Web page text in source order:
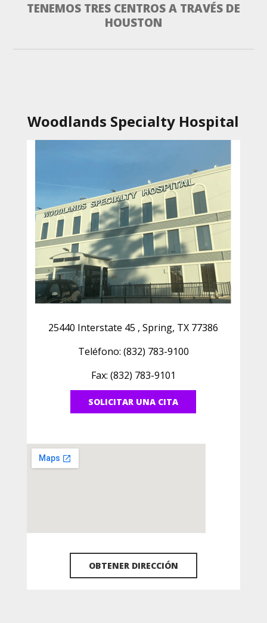
TENEMOS TRES CENTROS A TRAVÉS DE
HOUSTON
Woodlands Specialty Hospital
25440 Interstate 45 , Spring, TX 77386
Teléfono: (832) 783-9100
Fax: (832) 783-9101
SOLICITAR UNA CITA
OBTENER DIRECCIÓN